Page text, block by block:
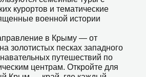
курортов и тематические
военной истории
в Крыму — от
золотистых песках западного
путешествий по
центрам. Откройте для